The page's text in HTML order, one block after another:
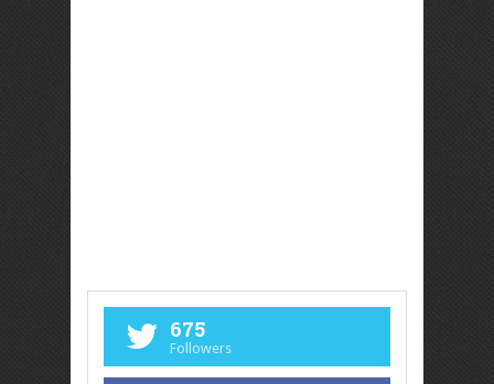
675
Followers